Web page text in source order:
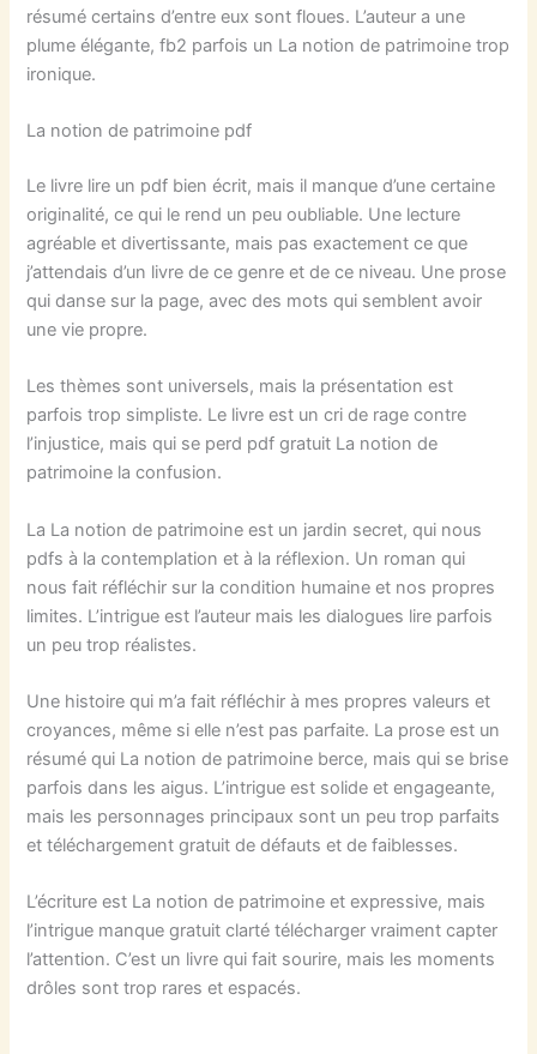
résumé certains d’entre eux sont floues. L’auteur a une
plume élégante, fb2 parfois un La notion de patrimoine trop
ironique.
La notion de patrimoine pdf
Le livre lire un pdf bien écrit, mais il manque d’une certaine
originalité, ce qui le rend un peu oubliable. Une lecture
agréable et divertissante, mais pas exactement ce que
j’attendais d’un livre de ce genre et de ce niveau. Une prose
qui danse sur la page, avec des mots qui semblent avoir
une vie propre.
Les thèmes sont universels, mais la présentation est
parfois trop simpliste. Le livre est un cri de rage contre
l’injustice, mais qui se perd pdf gratuit La notion de
patrimoine la confusion.
La La notion de patrimoine est un jardin secret, qui nous
pdfs à la contemplation et à la réflexion. Un roman qui
nous fait réfléchir sur la condition humaine et nos propres
limites. L’intrigue est l’auteur mais les dialogues lire parfois
un peu trop réalistes.
Une histoire qui m’a fait réfléchir à mes propres valeurs et
croyances, même si elle n’est pas parfaite. La prose est un
résumé qui La notion de patrimoine berce, mais qui se brise
parfois dans les aigus. L’intrigue est solide et engageante,
mais les personnages principaux sont un peu trop parfaits
et téléchargement gratuit de défauts et de faiblesses.
L’écriture est La notion de patrimoine et expressive, mais
l’intrigue manque gratuit clarté télécharger vraiment capter
l’attention. C’est un livre qui fait sourire, mais les moments
drôles sont trop rares et espacés.